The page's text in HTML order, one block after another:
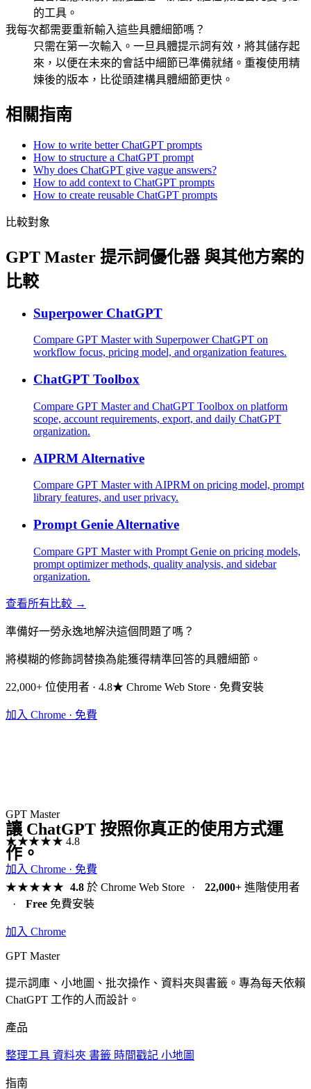
的工具。
我每次都需要重新輸入這些具體細節嗎？
只需在第一次輸入。一旦具體提示詞有效，將其儲存起
來，以便在未來的會話中細節已準備就緒。重複使用精
煉後的版本，比從頭建構具體細節更快。
相關指南
How to write better ChatGPT prompts
How to structure a ChatGPT prompt
Why does ChatGPT give vague answers?
How to add context to ChatGPT prompts
How to create reusable ChatGPT prompts
比較對象
GPT Master 提示詞優化器 與其他方案的
比較
Superpower ChatGPT
Compare GPT Master with Superpower ChatGPT on
workflow focus, pricing model, and organization features.
ChatGPT Toolbox
Compare GPT Master and ChatGPT Toolbox on platform
scope, account requirements, export, and daily ChatGPT
organization.
AIPRM Alternative
Compare GPT Master with AIPRM on pricing model, prompt
library features, and user privacy.
Prompt Genie Alternative
Compare GPT Master with Prompt Genie on pricing models,
prompt optimizer methods, quality analysis, and sidebar
organization.
查看所有比較 →
準備好一勞永逸地解決這個問題了嗎？
將模糊的修飾詞替換為能獲得精準回答的具體細節。
22,000+ 位使用者 · 4.8★ Chrome Web Store · 免費安裝
加入 Chrome · 免費
GPT Master
★★★★★ 4.8
加入 Chrome · 免費
讓 ChatGPT 按照你真正的使用方式運
作。
★★★★★ 4.8於 Chrome Web Store · 22,000+進階使用者
·
Free 免費安裝
加入 Chrome
GPT Master
提示詞庫、小地圖、批次操作、資料夾與書籤。專為每天依賴
ChatGPT 工作的人而設計。
產品
整理工具 資料夾 書籤 時間戳記 小地圖
指南